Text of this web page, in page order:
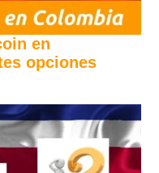
en
opciones